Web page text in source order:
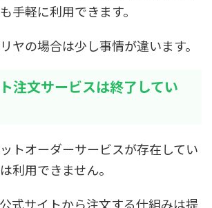
手軽に利用できます。
ヤの場合は少し事情が違います。
注文サービスは終了してい
トオーダーサービスが存在してい
利用できません。
式サイトから注文する仕組みは提